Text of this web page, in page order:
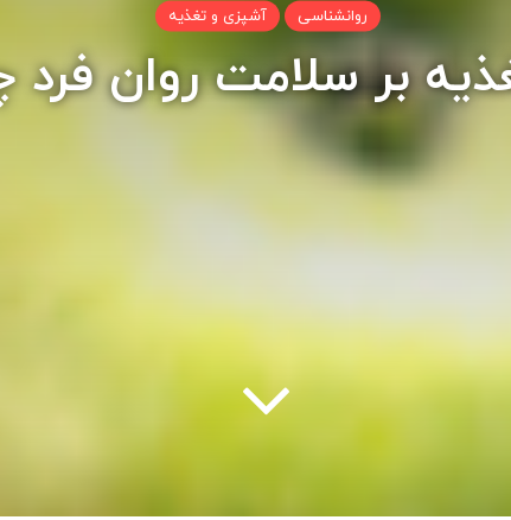
روانشناسی آشپزی و تغذیه
بر سلامت روان